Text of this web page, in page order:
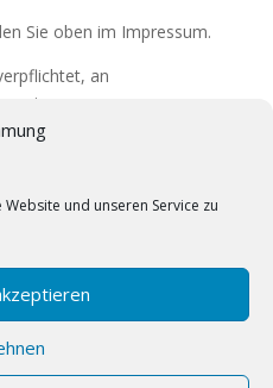
und unseren Service zu
Sie oben im Impressum.
an
einer
teilzunehmen.
gemäß § 7 Abs.1 TMG für
nach den allgemeinen
§§ 8 bis 10 TMG sind
nicht verpflichtet,
fremde Informationen